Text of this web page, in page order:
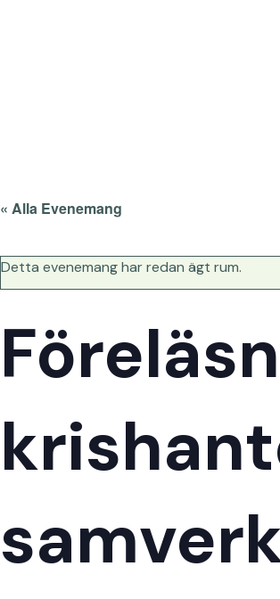
« Alla Evenemang
Detta evenemang har redan ägt rum.